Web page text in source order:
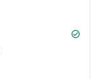
check_circle